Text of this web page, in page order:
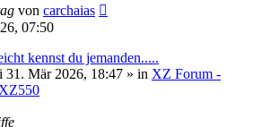
von carchaias
07:50
kennst du jemanden.....
31. Mär 2026, 18:47 » in XZ Forum -